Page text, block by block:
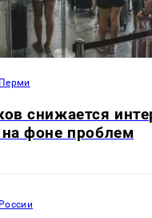
снижается
фоне проблем